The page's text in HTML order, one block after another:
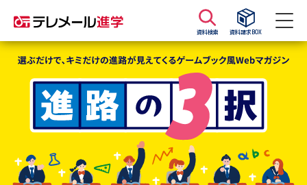
資料検索 資料請求BOX
資料検索
大学・短大の資料種類から請求
大学パンフ 学部・学科パンフ